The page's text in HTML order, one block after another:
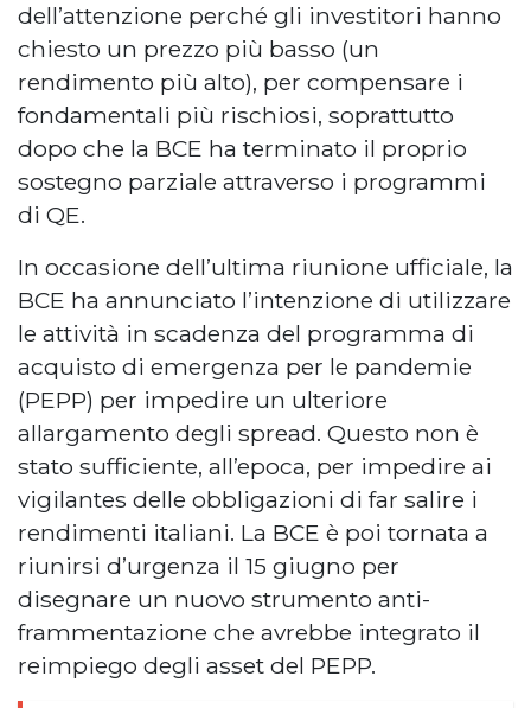
dell’attenzione perché gli investitori hanno
chiesto un prezzo più basso (un
rendimento più alto), per compensare i
fondamentali più rischiosi, soprattutto
dopo che la BCE ha terminato il proprio
sostegno parziale attraverso i programmi
di QE.
In occasione dell’ultima riunione ufficiale, la
BCE ha annunciato l’intenzione di utilizzare
le attività in scadenza del programma di
acquisto di emergenza per le pandemie
(PEPP) per impedire un ulteriore
allargamento degli spread. Questo non è
stato sufficiente, all’epoca, per impedire ai
vigilantes delle obbligazioni di far salire i
rendimenti italiani. La BCE è poi tornata a
riunirsi d’urgenza il 15 giugno per
disegnare un nuovo strumento anti-
frammentazione che avrebbe integrato il
reimpiego degli asset del PEPP.